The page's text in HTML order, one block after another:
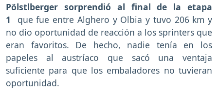
Pölstlberger sorprendió al final de la etapa
1
que fue entre Alghero y Olbia y tuvo 206 km y
no dio oportunidad de reacción a los sprinters que
eran favoritos. De hecho, nadie tenía en los
papeles al austríaco que sacó una ventaja
suficiente para que los embaladores no tuvieran
oportunidad.